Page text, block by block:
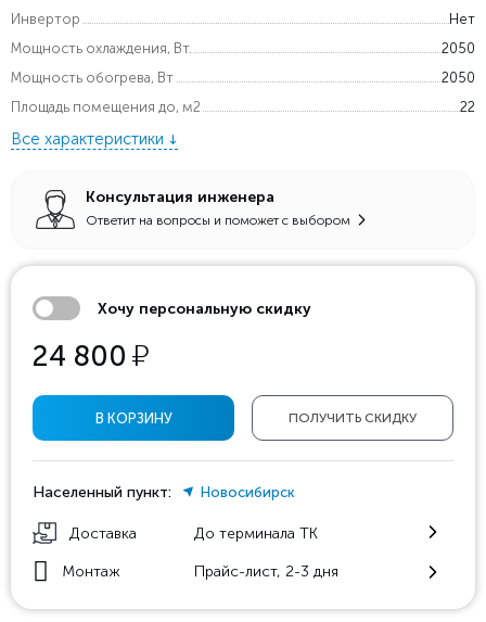
Инвертор
Нет
Мощность охлаждения, Вт.
2050
Мощность обогрева, Вт
2050
Площадь помещения до, м2
22
Все характеристики
Консультация инженера
Ответит на вопросы и поможет с выбором
Хочу персональную скидку
24 800 у
ПОЛУЧИТЬ СКИДКУ
В КОРЗИНУ
Населенный пункт: Новосибирск
Доставка До терминала ТК
Монтаж Прайс-лист, 2-3 дня